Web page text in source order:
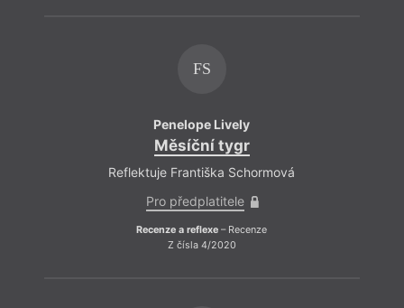
FS
Penelope Lively
Měsíční tygr
Reflektuje Františka Schormová
Pro předplatitele
Recenze a reflexe – Recenze
Z čísla 4/2020